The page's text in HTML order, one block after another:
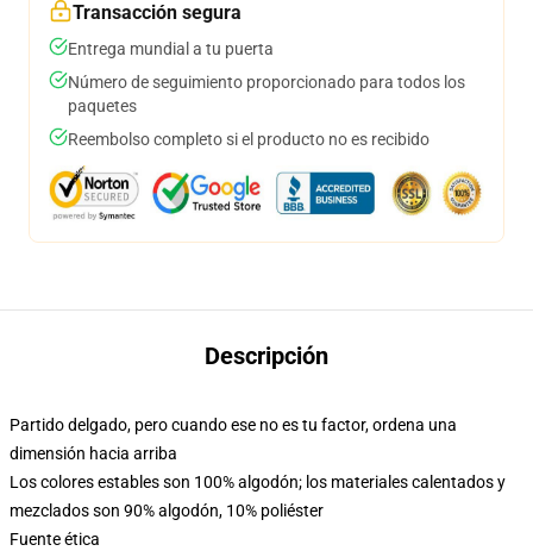
Transacción segura
Entrega mundial a tu puerta
Número de seguimiento proporcionado para todos los
paquetes
Reembolso completo si el producto no es recibido
Descripción
Partido delgado, pero cuando ese no es tu factor, ordena una
dimensión hacia arriba
Los colores estables son 100% algodón; los materiales calentados y
mezclados son 90% algodón, 10% poliéster
Fuente ética